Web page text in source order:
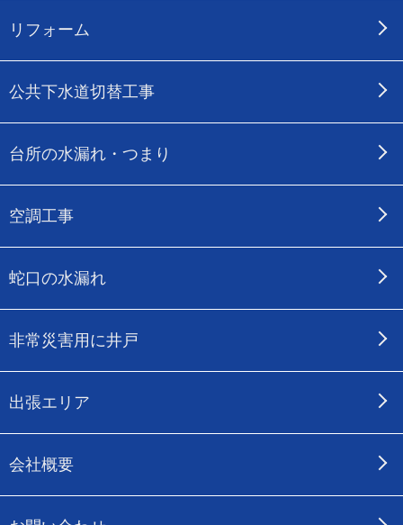
リフォーム
公共下水道切替工事
台所の水漏れ・つまり
空調工事
蛇口の水漏れ
非常災害用に井戸
出張エリア
会社概要